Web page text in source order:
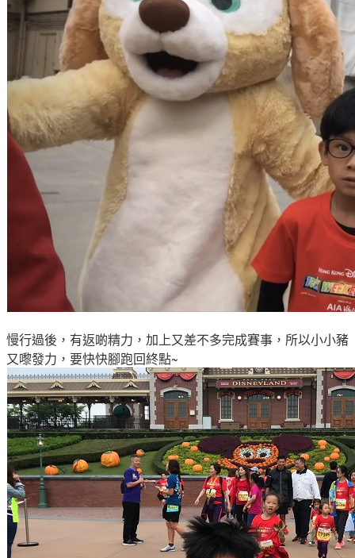
慢行過後 ，有返啲精力 ，加上又差不多完成賽事 ，所以小小豬
又嚟發力 ，要快快腳跑回終點~